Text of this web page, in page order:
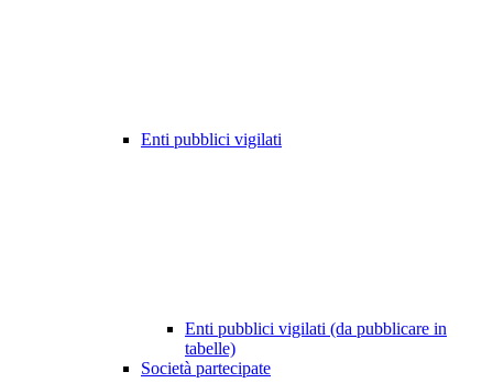
Enti pubblici vigilati
Enti pubblici vigilati (da pubblicare in
tabelle)
Società partecipate